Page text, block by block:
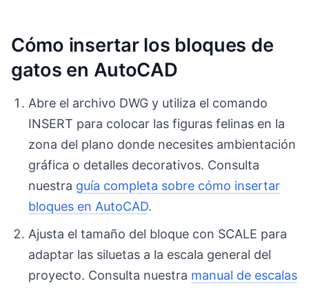
Cómo insertar los bloques de
gatos en AutoCAD
Abre el archivo DWG y utiliza el comando
INSERT para colocar las figuras felinas en la
zona del plano donde necesites ambientación
gráfica o detalles decorativos. Consulta
nuestra guía completa sobre cómo insertar
bloques en AutoCAD.
Ajusta el tamaño del bloque con SCALE para
adaptar las siluetas a la escala general del
proyecto. Consulta nuestra manual de escalas